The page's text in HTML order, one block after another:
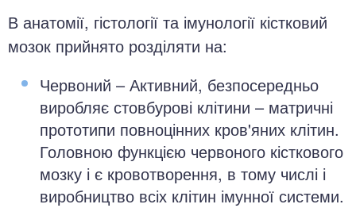
В анатомії, гістології та імунології кістковий
мозок прийнято розділяти на:
Червоний – Активний, безпосередньо
виробляє стовбурові клітини – матричні
прототипи повноцінних кров'яних клітин.
Головною функцією червоного кісткового
мозку і є кровотворення, в тому числі і
виробництво всіх клітин імунної системи.